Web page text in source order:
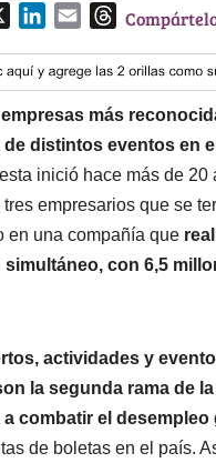
n
k
e
d
I
n
a
i
l
T
r
e
a
d
s
más
de distintos eventos en
inició hace más de 20
tres empresarios que se
en una compañía que
simultáneo, con 6,5
actividades y
la segunda rama de
a combatir el desempleo
de boletas en el país.